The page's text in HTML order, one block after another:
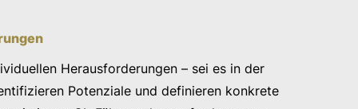
Herausforderungen – sei es in der
Potenziale und definieren konkrete